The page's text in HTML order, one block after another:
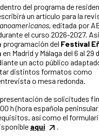
del programa de
un artículo para la
, editada por
el curso 2026-2027.
programación del Festival
Madrid y Málaga del 6 al 29
un acto público
distintos formatos como
o mesa redonda.
de solicitudes
h (hora española
así como el
aquí .